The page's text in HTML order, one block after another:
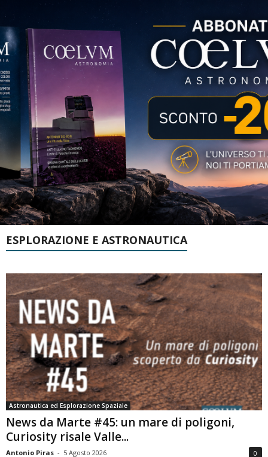
ESPLORAZIONE E ASTRONAUTICA
Astronautica ed Esplorazione Spaziale
News da Marte #45: un mare di poligoni,
Curiosity risale Valle...
Antonio Piras - 5 Agosto 2026 0